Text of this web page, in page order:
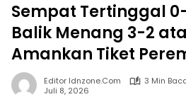
Sempat Tertinggal
Balik Menang 3-2
Amankan Tiket
Editor Idnzone.com
3 Min
Juli 8, 2026